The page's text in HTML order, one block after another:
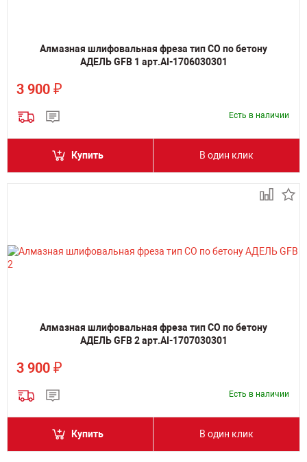
Алмазная шлифовальная фреза тип СО по бетону
АДЕЛЬ GFB 1 арт.AI-1706030301
3 900 ₽
Есть в наличии
Купить В один клик
Алмазная шлифовальная фреза тип СО по бетону
АДЕЛЬ GFB 2 арт.AI-1707030301
3 900 ₽
Есть в наличии
Купить В один клик